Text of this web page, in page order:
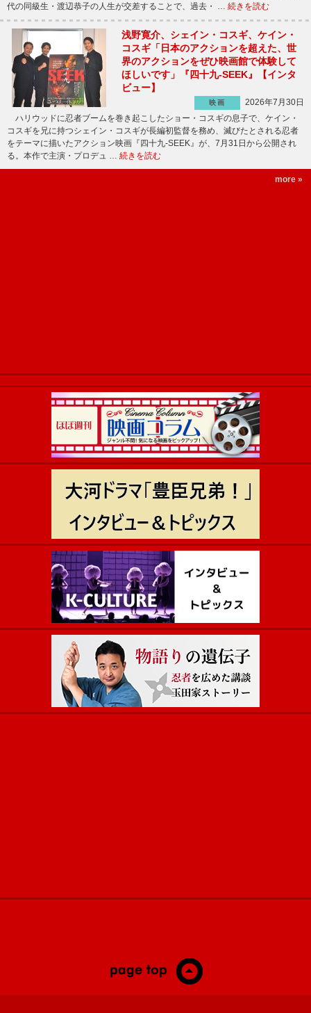
代の同級生・渡辺恭子の人生が交差することで、過去・ … 続きを読む
浅野寛介、シェイン・コスギ、ケイン・
コスギ「日本のアクションを超えた、世
界のアクションをぜひ映画館で体験して
ほしいです」『四十九-SEEK』【インタ
ビュー】
映画
2026年7月30日
ハリウッドに忍者ブームを巻き起こしたショー・コスギの息子で、ケイン・
コスギを兄に持つシェイン・コスギが長編初監督を務め、滅びたとされる忍者
をテーマに描いたアクション映画『四十九-SEEK』が、7月31日から公開され
る。本作で主演・プロデュ … 続きを読む
more »